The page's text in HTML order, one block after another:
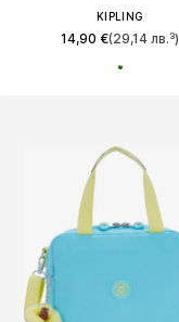
KIPLING
14,90 €(29,14 лв.³)